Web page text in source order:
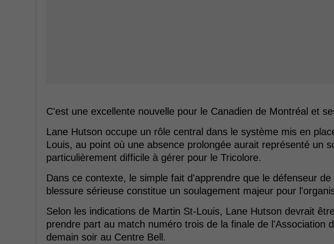
C'est une excellente nouvelle pour le Canadien de Montréal et
Lane Hutson occupe un rôle central dans le système mis en
Louis, au point où une absence prolongée aurait représenté un
particulièrement difficile à gérer pour le Tricolore.
Dans ce contexte, le simple fait d'apprendre que le défenseur
blessure sérieuse constitue un soulagement majeur pour
Selon les indications de Martin St-Louis, Lane Hutson devrait
prendre part au match numéro trois de la finale de l'Association
demain soir au Centre Bell.